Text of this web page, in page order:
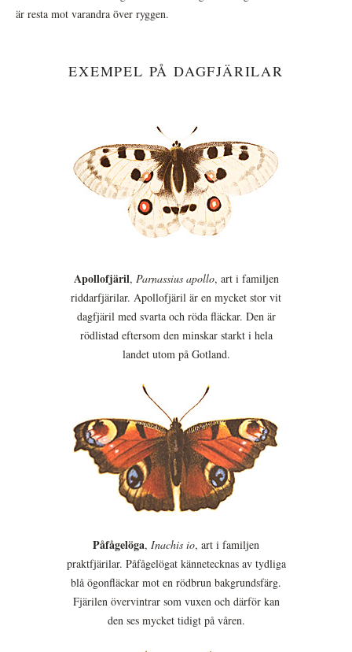
är resta mot varandra över ryggen.
EXEMPEL PÅ DAGFJÄRILAR
Apollofjäril, Parnassius apollo, art i familjen
riddarfjärilar. Apollofjäril är en mycket stor vit
dagfjäril med svarta och röda fläckar. Den är
rödlistad eftersom den minskar starkt i hela
landet utom på Gotland.
Påfågelöga, Inachis io, art i familjen
praktfjärilar. Påfågelögat kännetecknas av tydliga
blå ögonfläckar mot en rödbrun bakgrundsfärg.
Fjärilen övervintrar som vuxen och därför kan
den ses mycket tidigt på våren.